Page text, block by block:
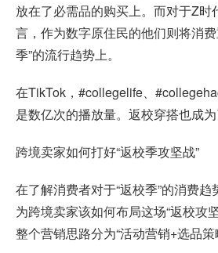
放在了必需品的购买上。而对于Z时
言，作为数字原住民的他们则将消
季”的流行趋势上。
在TikTok，#collegelife、
是数亿次的播放量。返校穿搭也成为
跨境卖家如何打好“返校季攻坚战”
在了解消费者对于“返校季”的消费
为跨境卖家该如何布局这场“返校攻
整个营销思路分为“活动营销+选品策